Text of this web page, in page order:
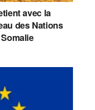
avec la
des Nations